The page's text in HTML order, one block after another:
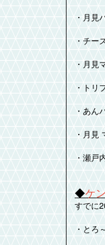
・月見
・チー
・月見
・トリ
・あん
・月見
・瀬戸
◆ケ
すでに
・とろ